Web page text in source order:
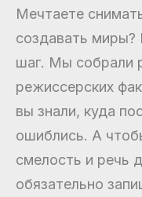
Мечтаете
создавать миры?
шаг. Мы собрали
режиссерских
вы знали, куда
ошиблись. А
смелость и речь
обязательно